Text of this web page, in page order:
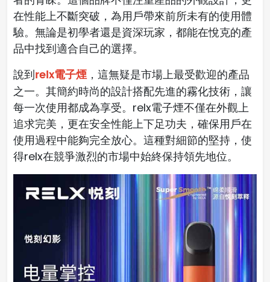
在性能上不斷突破，為用戶帶來前所未有的使用體
驗。無論是初學者還是資深玩家，都能在悅克的產
品中找到適合自己的選擇。
說到relx電子煙 ，這無疑是市場上最受歡迎的產品
之一。其簡約時尚的設計搭配先進的霧化技術，讓
每一次使用都成為享受。relx電子煙不僅在外觀上
追求完美，更在安全性能上下足功夫，確保用戶在
使用過程中能夠完全放心。這種對細節的堅持，使
得relx在競爭激烈的市場中始終保持領先地位。